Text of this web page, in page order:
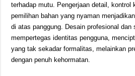
terhadap mutu. Pengerjaan detail, kontrol
pemilihan bahan yang nyaman
di atas panggung. Desain profesional
mempertegas identitas pengguna,
yang tak sekadar formalitas, melainkan
dengan penuh kehormatan.